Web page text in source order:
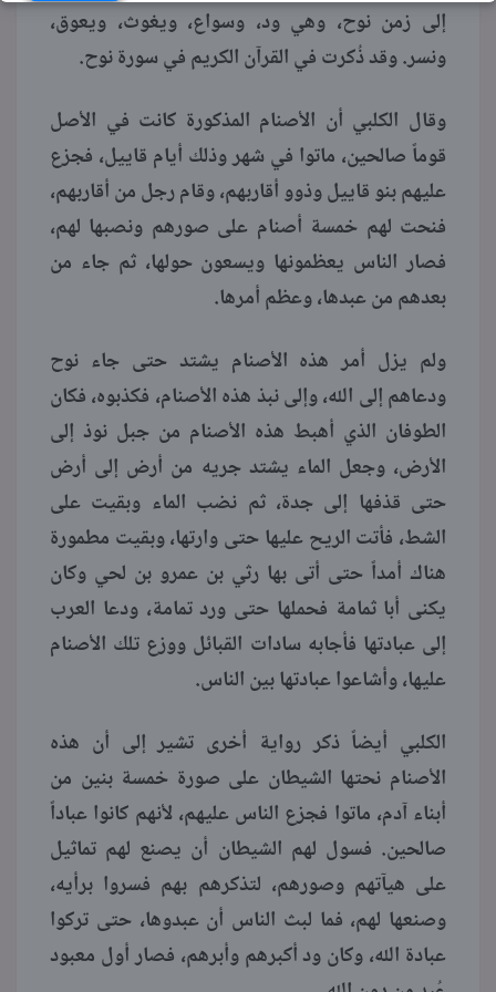
إلى زمن نوح، وهي ود، وسواع، ويغوث، ويعوق،
ونسر. وقد ذُكرت في القرآن الكريم في سورة نوح.
وقال الكلبي أن الأصنام المذكورة كانت في الأصل
قوماً صالحين، ماتوا في شهر وذلك أيام قاييل، فجزع
عليهم بنو قاييل وذوو أقاربهم، وقام رجل من أقاربهم،
فنحت لهم خمسة أصنام على صورهم ونصبها لهم،
فصار الناس يعظمونها ويسعون حولها، ثم جاء من
بعدهم من عبدها، وعظم أمرها.
ولم يزل أمر هذه الأصنام يشتد حتى جاء نوح
ودعاهم إلى الله، وإلى نبذ هذه الأصنام، فكذبوه، فكان
الطوفان الذي أهبط هذه الأصنام من جبل نوذ إلى
الأرض، وجعل الماء يشتد جريه من أرض إلى أرض
حتى قذفها إلى جدة، ثم نضب الماء وبقيت على
الشط، فأتت الريح عليها حتى وارتها، وبقيت مطمورة
هناك أمداً حتى أتى بها رثي بن عمرو بن لحي وكان
يكنى أبا ثمامة فحملها حتى ورد تمامة، ودعا العرب
إلى عبادتها فأجابه سادات القبائل ووزع تلك الأصنام
عليها، وأشاعوا عبادتها بين الناس.
الكلبي أيضاً ذكر رواية أخرى تشير إلى أن هذه
الأصنام نحتها الشيطان على صورة خمسة بنين من
أبناء آدم، ماتوا فجزع الناس عليهم، لأنهم كانوا عباداً
صالحين. فسول لهم الشيطان أن يصنع لهم تماثيل
على هيآتهم وصورهم، لتذكرهم بهم فسروا برأيه،
وصنعها لهم، فما لبث الناس أن عبدوها، حتى تركوا
عبادة الله، وكان ود أكبرهم وأبرهم، فصار أول معبود